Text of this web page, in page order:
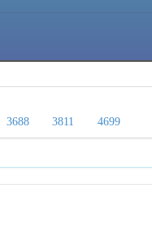
3688 3811 4699